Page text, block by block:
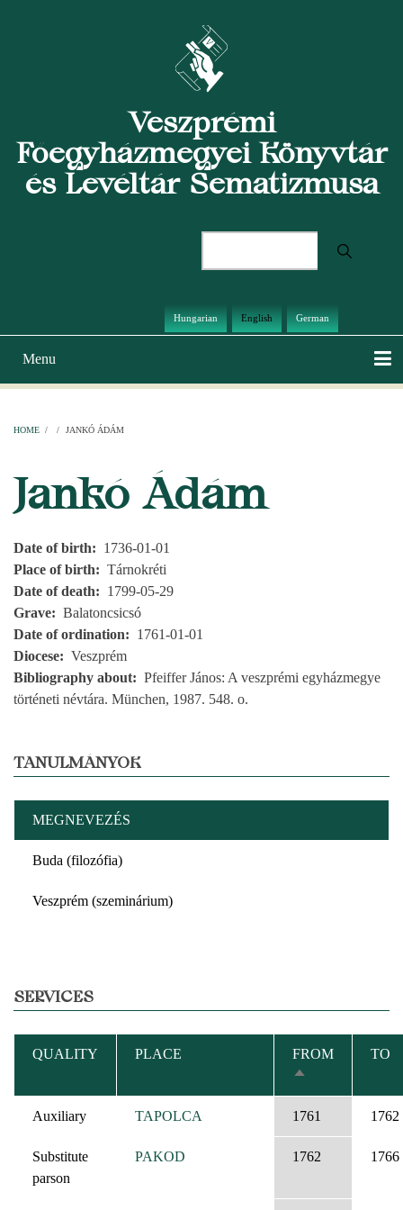
Veszprémi
Főegyházmegyei Könyvtár
és Levéltár Sematizmusa
Hungarian English German
Main
navigation
Menu
HOME / / JANKÓ ÁDÁM
Jankó Ádám
Date of birth
1736-01-01
Place of birth
Tárnokréti
Date of death
1799-05-29
Grave
Balatoncsicsó
Date of ordination
1761-01-01
Diocese
Veszprém
Bibliography about
Pfeiffer János: A veszprémi egyházmegye
történeti névtára. München, 1987. 548. o.
TANULMÁNYOK
MEGNEVEZÉS
Buda (filozófia)
Veszprém (szeminárium)
SERVICES
QUALITY PLACE
FROM
SORT
DESCENDING
TO
Auxiliary TAPOLCA 1761 1762
Substitute
parson
PAKOD 1762 1766